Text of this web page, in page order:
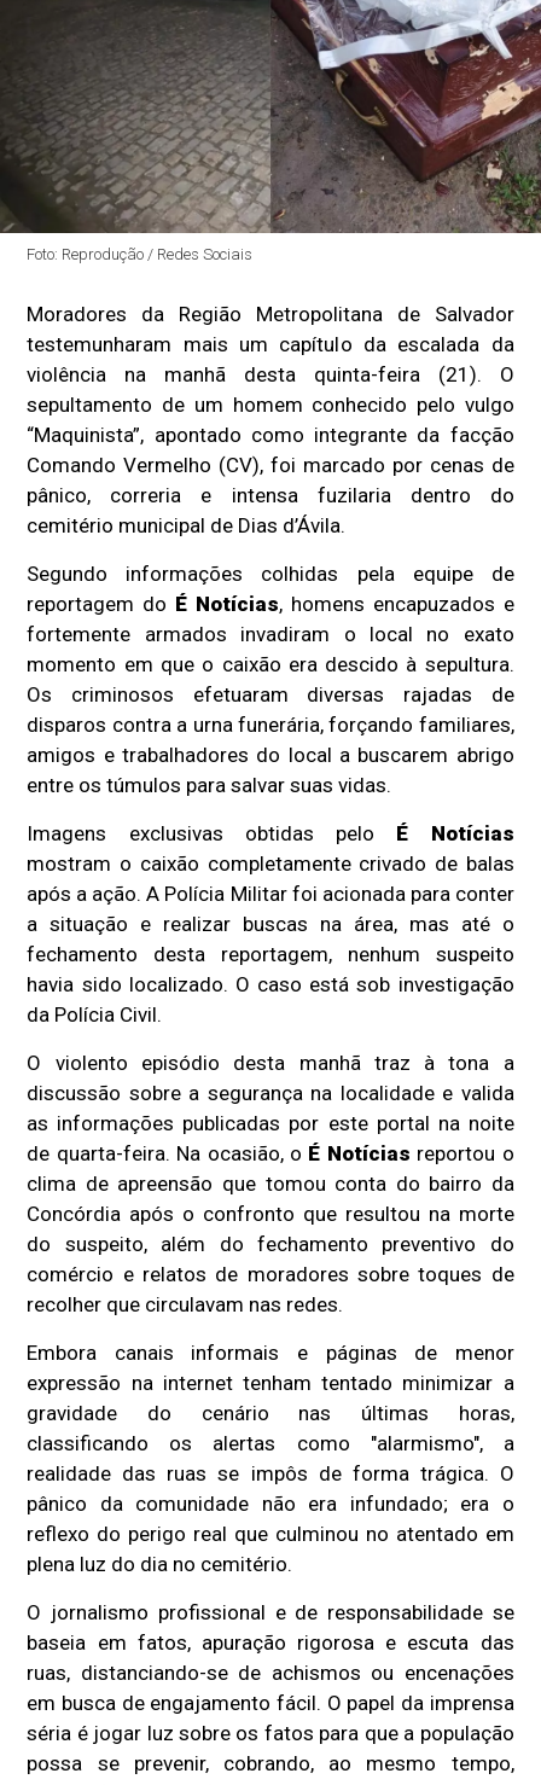
Foto: Reprodução / Redes Sociais
Moradores da Região Metropolitana de Salvador
testemunharam mais um capítulo da escalada da
violência na manhã desta quinta-feira (21). O
sepultamento de um homem conhecido pelo vulgo
“Maquinista”, apontado como integrante da facção
Comando Vermelho (CV), foi marcado por cenas de
pânico, correria e intensa fuzilaria dentro do
cemitério municipal de Dias d’Ávila.
Segundo informações colhidas pela equipe de
reportagem do É Notícias, homens encapuzados e
fortemente armados invadiram o local no exato
momento em que o caixão era descido à sepultura.
Os criminosos efetuaram diversas rajadas de
disparos contra a urna funerária, forçando familiares,
amigos e trabalhadores do local a buscarem abrigo
entre os túmulos para salvar suas vidas.
Imagens exclusivas obtidas pelo É Notícias
mostram o caixão completamente crivado de balas
após a ação. A Polícia Militar foi acionada para conter
a situação e realizar buscas na área, mas até o
fechamento desta reportagem, nenhum suspeito
havia sido localizado. O caso está sob investigação
da Polícia Civil.
O violento episódio desta manhã traz à tona a
discussão sobre a segurança na localidade e valida
as informações publicadas por este portal na noite
de quarta-feira. Na ocasião, o É Notícias reportou o
clima de apreensão que tomou conta do bairro da
Concórdia após o confronto que resultou na morte
do suspeito, além do fechamento preventivo do
comércio e relatos de moradores sobre toques de
recolher que circulavam nas redes.
Embora canais informais e páginas de menor
expressão na internet tenham tentado minimizar a
gravidade do cenário nas últimas horas,
classificando os alertas como "alarmismo", a
realidade das ruas se impôs de forma trágica. O
pânico da comunidade não era infundado; era o
reflexo do perigo real que culminou no atentado em
plena luz do dia no cemitério.
O jornalismo profissional e de responsabilidade se
baseia em fatos, apuração rigorosa e escuta das
ruas, distanciando-se de achismos ou encenações
em busca de engajamento fácil. O papel da imprensa
séria é jogar luz sobre os fatos para que a população
possa se prevenir, cobrando, ao mesmo tempo,